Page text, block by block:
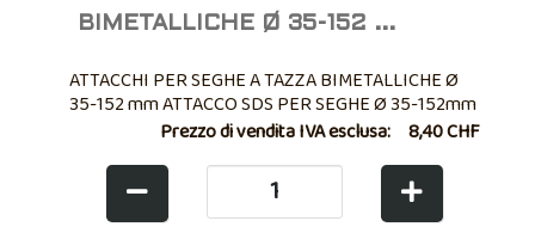
BIMETALLICHE Ø 35-152 ...
ATTACCHI PER SEGHE A TAZZA BIMETALLICHE Ø
35-152 mm ATTACCO SDS PER SEGHE Ø 35-152mm
Prezzo di vendita IVA esclusa: 8,40 CHF